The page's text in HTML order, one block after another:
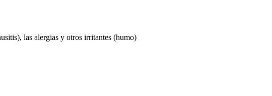
las alergias y otros irritantes (humo)